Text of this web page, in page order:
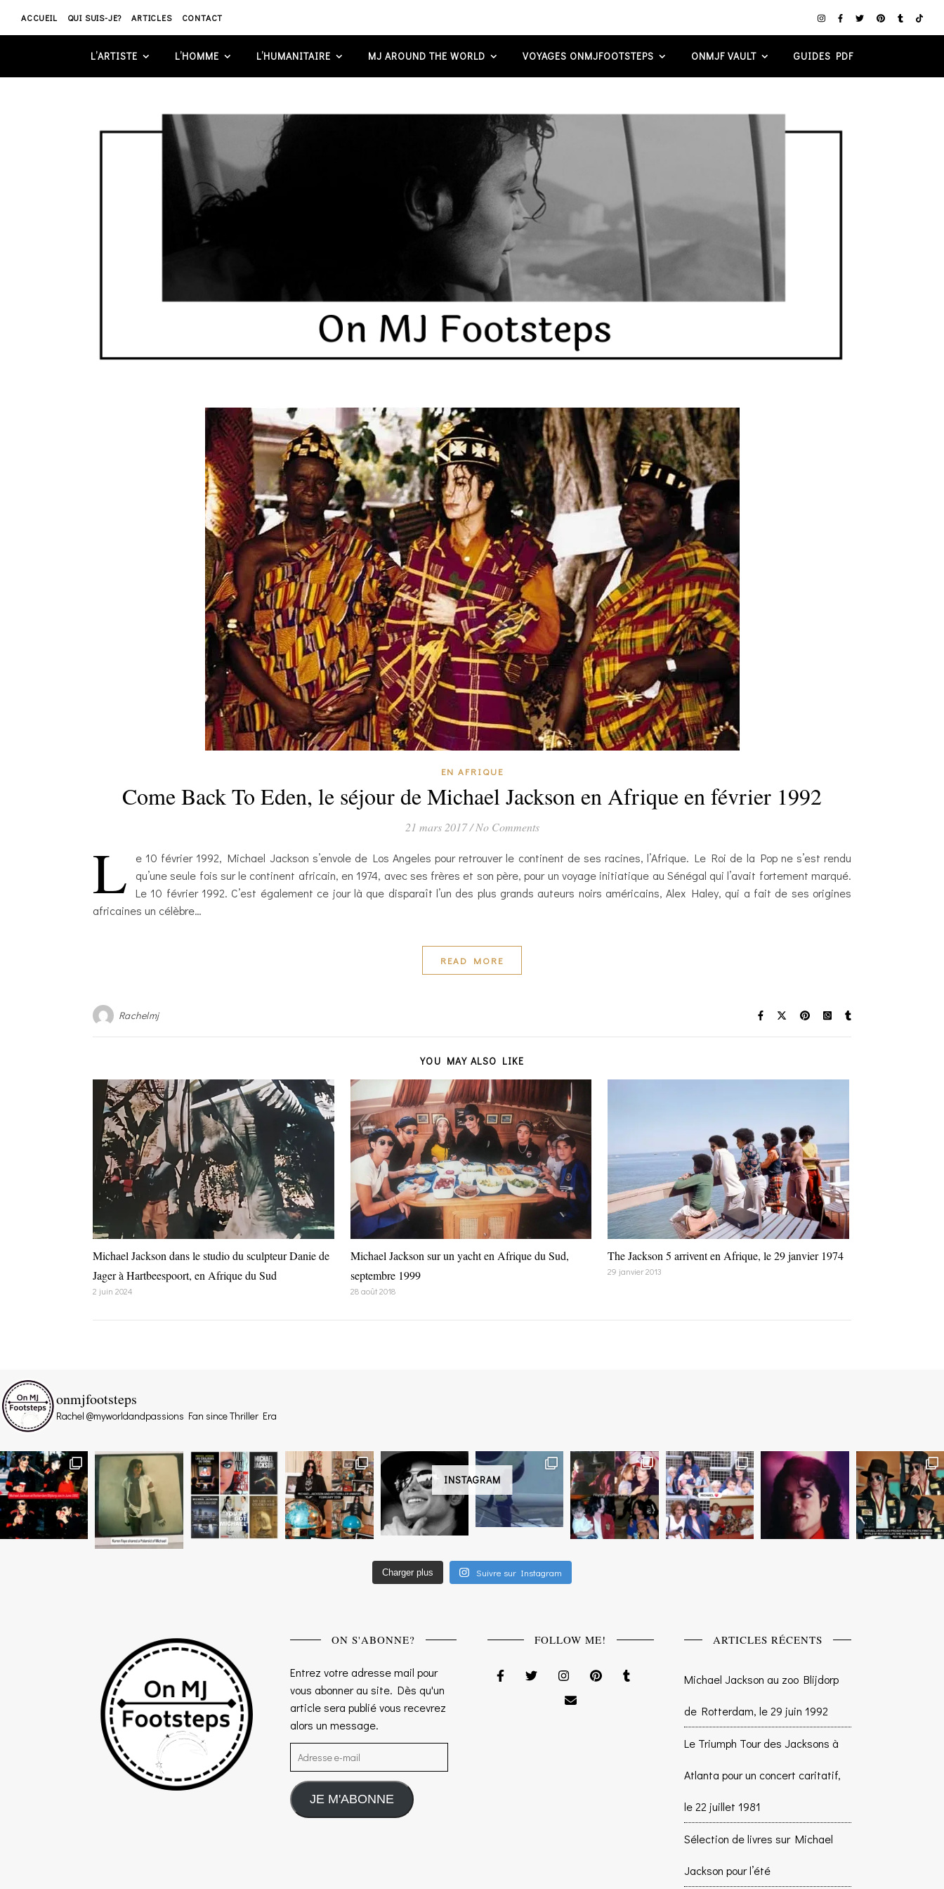
ACCUEIL QUI SUIS-JE? ARTICLES CONTACT
L’ARTISTE L’HOMME L’HUMANITAIRE MJ AROUND THE WORLD VOYAGES ONMJFOOTSTEPS ONMJF VAULT GUIDES PDF
EN AFRIQUE
Come Back To Eden, le séjour de Michael Jackson en Afrique en février 1992
21 mars 2017 / No Comments
L
e 10 février 1992, Michael Jackson s’envole de Los Angeles pour retrouver le continent de ses racines, l’Afrique. Le Roi de la Pop ne s’est rendu
qu’une seule fois sur le continent africain, en 1974, avec ses frères et son père, pour un voyage initiatique au Sénégal qui l’avait fortement marqué.
Le 10 février 1992. C’est également ce jour là que disparaît l’un des plus grands auteurs noirs américains, Alex Haley, qui a fait de ses origines
africaines un célèbre…
READ MORE
Rachelmj
YOU MAY ALSO LIKE
Michael Jackson dans le studio du sculpteur Danie de
Jager à Hartbeespoort, en Afrique du Sud
2 juin 2024
Michael Jackson sur un yacht en Afrique du Sud,
septembre 1999
28 août 2018
The Jackson 5 arrivent en Afrique, le 29 janvier 1974
29 janvier 2013
INSTAGRAM
onmjfootsteps
Rachel @myworldandpassions Fan since Thriller Era
Charger plus Suivre sur Instagram
ON S'ABONNE?
Entrez votre adresse mail pour
vous abonner au site. Dès qu'un
article sera publié vous recevrez
alors un message.
Adresse e-mail
JE M'ABONNE
FOLLOW ME! ARTICLES RÉCENTS
Michael Jackson au zoo Blijdorp
de Rotterdam, le 29 juin 1992
Le Triumph Tour des Jacksons à
Atlanta pour un concert caritatif,
le 22 juillet 1981
Sélection de livres sur Michael
Jackson pour l’été